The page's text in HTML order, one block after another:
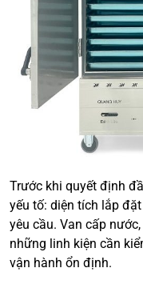
Trước khi quyết định
yếu tố: diện tích lắp
yêu cầu. Van cấp
những linh kiện cần
vận hành ổn định.